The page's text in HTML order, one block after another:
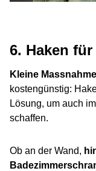
6. Haken
Kleine
kostengünstig:
Lösung, um auch
schaffen.
Ob an der Wand,